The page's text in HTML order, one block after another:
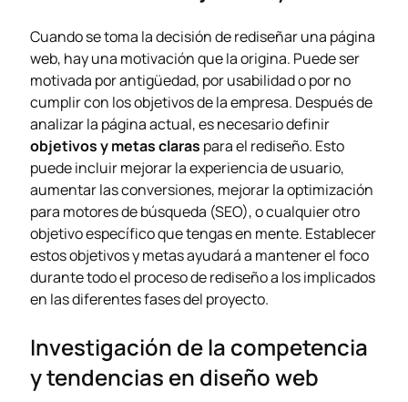
Cuando se toma la decisión de rediseñar una página
web, hay una motivación que la origina. Puede ser
motivada por antigüedad, por usabilidad o por no
cumplir con los objetivos de la empresa. Después de
analizar la página actual, es necesario definir
objetivos y metas claras para el rediseño. Esto
puede incluir mejorar la experiencia de usuario,
aumentar las conversiones, mejorar la optimización
para motores de búsqueda (SEO), o cualquier otro
objetivo específico que tengas en mente. Establecer
estos objetivos y metas ayudará a mantener el foco
durante todo el proceso de rediseño a los implicados
en las diferentes fases del proyecto.
Investigación de la competencia
y tendencias en diseño web